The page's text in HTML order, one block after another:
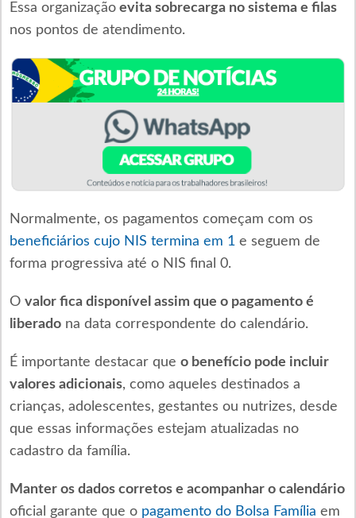
Essa organizaçãoevita sobrecarga no sistema e filas
nos pontos de atendimento.
Normalmente, os pagamentos começam com os
beneficiários cujo NIS termina em 1 e seguem de
forma progressiva até o NIS final 0.
O valor fica disponível assim que o pagamento é
liberadona data correspondente do calendário.
É importante destacar que o benefício pode incluir
valores adicionais, como aqueles destinados a
crianças, adolescentes, gestantes ou nutrizes, desde
que essas informações estejam atualizadas no
cadastro da família.
Manter os dados corretos e acompanhar o calendário
oficial garante que o pagamento do Bolsa Família em